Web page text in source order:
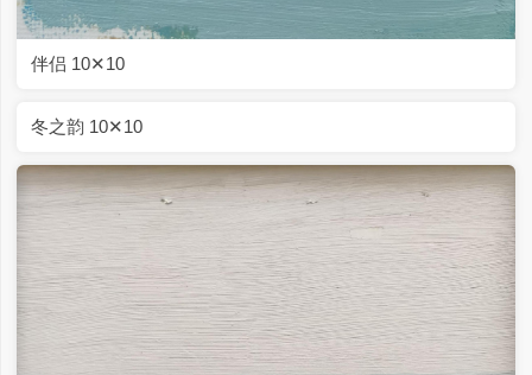
伴侣 10✕10
冬之韵 10✕10